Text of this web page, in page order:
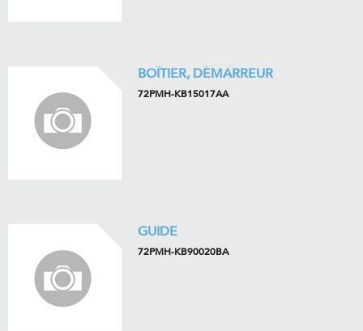
BOÎTIER, DÉMARREUR
72PMH-KB15017AA
GUIDE
72PMH-KB90020BA